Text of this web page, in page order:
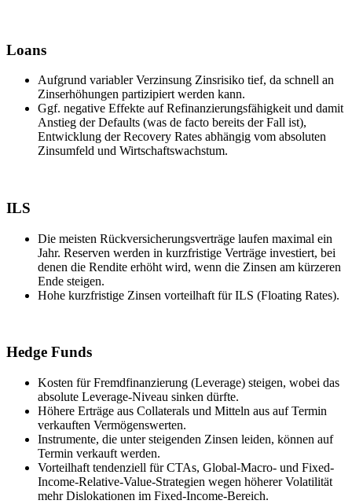
Loans
Aufgrund variabler Verzinsung Zinsrisiko tief, da schnell an
Zinserhöhungen partizipiert werden kann.
Ggf. negative Effekte auf Refinanzierungsfähigkeit und damit
Anstieg der Defaults (was de facto bereits der Fall ist),
Entwicklung der Recovery Rates abhängig vom absoluten
Zinsumfeld und Wirtschaftswachstum.
ILS
Die meisten Rückversicherungsverträge laufen maximal ein
Jahr. Reserven werden in kurzfristige Verträge investiert, bei
denen die Rendite erhöht wird, wenn die Zinsen am kürzeren
Ende steigen.
Hohe kurzfristige Zinsen vorteilhaft für ILS (Floating Rates).
Hedge Funds
Kosten für Fremdfinanzierung (Leverage) steigen, wobei das
absolute Leverage-Niveau sinken dürfte.
Höhere Erträge aus Collaterals und Mitteln aus auf Termin
verkauften Vermögenswerten.
Instrumente, die unter steigenden Zinsen leiden, können auf
Termin verkauft werden.
Vorteilhaft tendenziell für CTAs, Global-Macro- und Fixed-
Income-Relative-Value-Strategien wegen höherer Volatilität
mehr Dislokationen im Fixed-Income-Bereich.